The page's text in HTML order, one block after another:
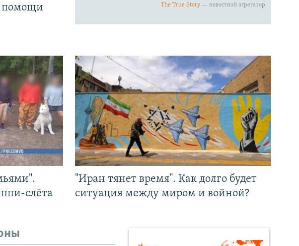
помощи
слёта
"Иран тянет время". Как долго будет
ситуация между миром и войной?